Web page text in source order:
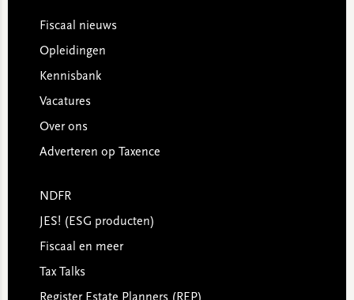
Footer
Fiscaal nieuws
Opleidingen
Kennisbank
Vacatures
Over ons
Adverteren op Taxence
NDFR
JES! (ESG producten)
Fiscaal en meer
Tax Talks